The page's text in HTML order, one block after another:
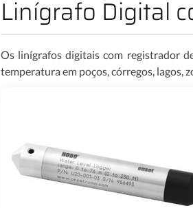
Linígrafo Digital
Os linígrafos digitais com registrador
temperatura em poços, córregos, lagos,